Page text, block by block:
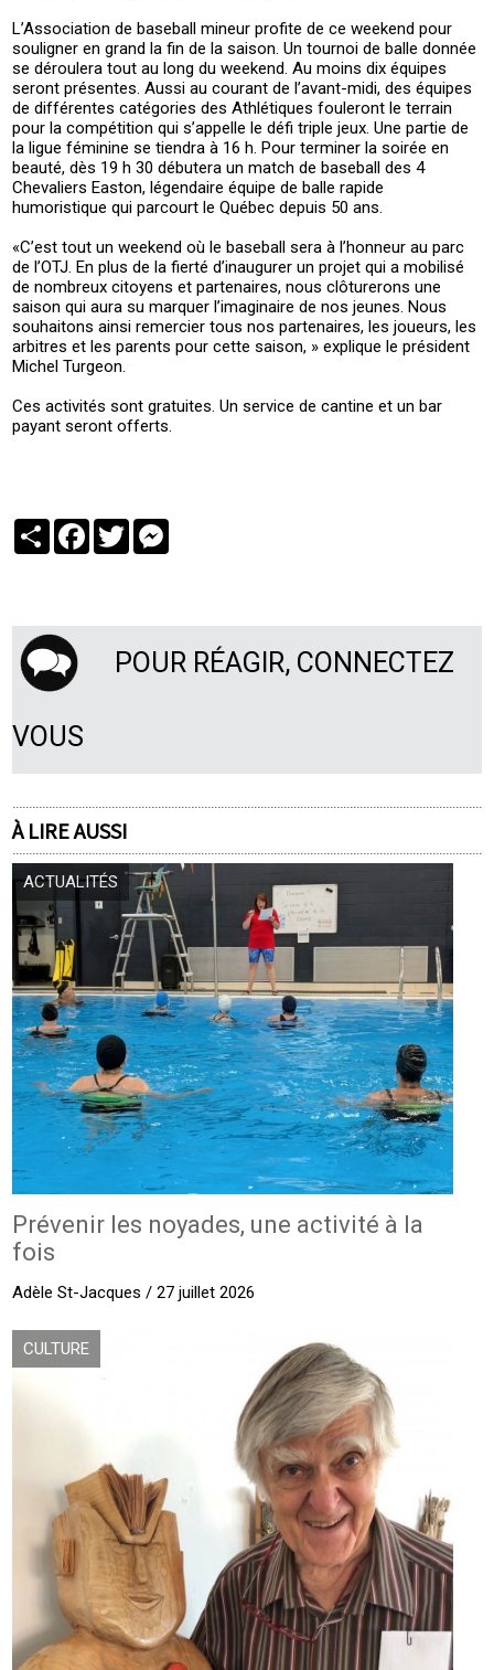
L’Association de baseball mineur profite de ce weekend pour
souligner en grand la fin de la saison. Un tournoi de balle donnée
se déroulera tout au long du weekend. Au moins dix équipes
seront présentes. Aussi au courant de l’avant-midi, des équipes
de différentes catégories des Athlétiques fouleront le terrain
pour la compétition qui s’appelle le défi triple jeux. Une partie de
la ligue féminine se tiendra à 16 h. Pour terminer la soirée en
beauté, dès 19 h 30 débutera un match de baseball des 4
Chevaliers Easton, légendaire équipe de balle rapide
humoristique qui parcourt le Québec depuis 50 ans.
«C’est tout un weekend où le baseball sera à l’honneur au parc
de l’OTJ. En plus de la fierté d’inaugurer un projet qui a mobilisé
de nombreux citoyens et partenaires, nous clôturerons une
saison qui aura su marquer l’imaginaire de nos jeunes. Nous
souhaitons ainsi remercier tous nos partenaires, les joueurs, les
arbitres et les parents pour cette saison, » explique le président
Michel Turgeon.
Ces activités sont gratuites. Un service de cantine et un bar
payant seront offerts.
PartagerFacebook
Twitter
POUR RÉAGIR, CONNECTEZ
VOUS
À LIRE AUSSI
ACTUALITÉS
Prévenir les noyades, une activité à la
fois
Adèle St-Jacques / 27 juillet 2026
CULTURE